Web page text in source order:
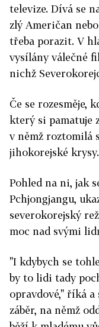
televize. Dívá se
zlý Američan
třeba porazit. V
vysílány válečné
nichž
Če se rozesměje,
který si pamatuje
v němž roztomilá
jihokorejské krysy.
Pohled na ni, jak
Pchjongjangu,
severokorejský
moc nad svými
"I kdybych se
by to lidi tady
opravdové," říká
záběr, na němž